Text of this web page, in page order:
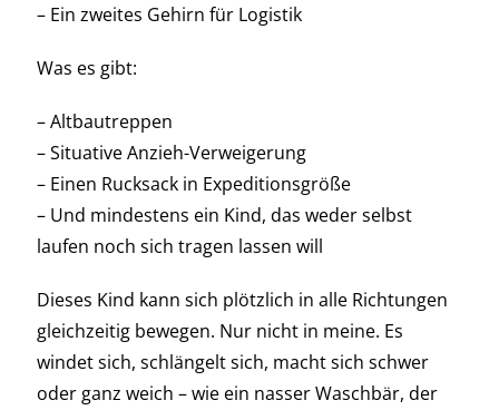
– Ein zweites Gehirn für Logistik
Was es gibt:
– Altbautreppen
– Situative Anzieh-Verweigerung
– Einen Rucksack in Expeditionsgröße
– Und mindestens ein Kind, das weder selbst
laufen noch sich tragen lassen will
Dieses Kind kann sich plötzlich in alle Richtungen
gleichzeitig bewegen. Nur nicht in meine. Es
windet sich, schlängelt sich, macht sich schwer
oder ganz weich – wie ein nasser Waschbär, der